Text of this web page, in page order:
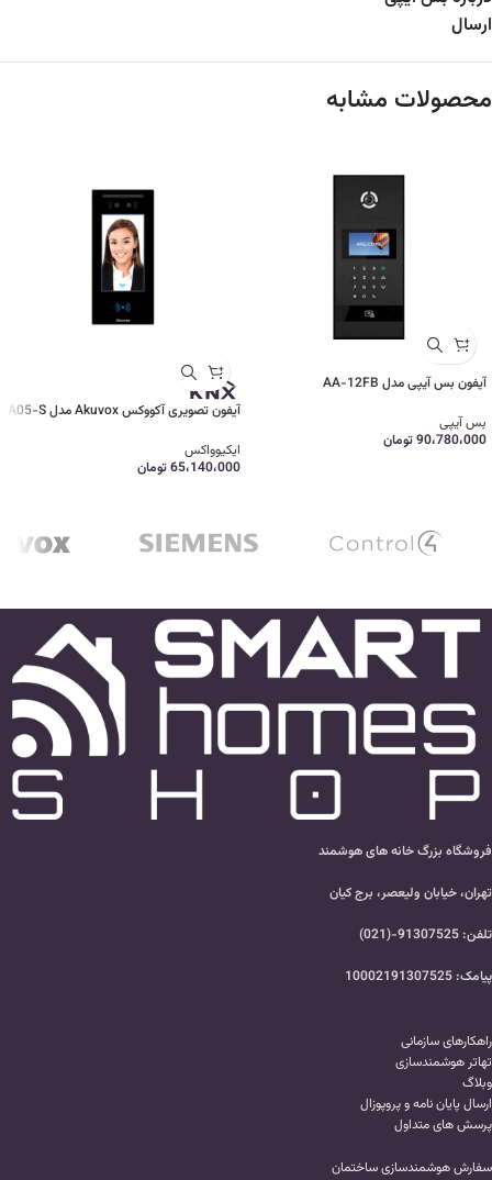
ارسال
محصولات مشابه
آیفون بس آیپی مدل AA-12FB
بس آیپی
90،780،000تومان
آیفون تصویری آکووکس Akuvox مدل A05-S
ایکیوواکس
65،140،000تومان
فروشگاه بزرگ خانه های هوشمند
تهران، خیابان ولیعصر، برج کیان
تلفن: 91307525-(021)
پیامک: 10002191307525
راهکارهای سازمانی
تهاتر هوشمندسازی
وبلاگ
ارسال پایان نامه و پروپوزال
پرسش های متداول
سفارش هوشمندسازی ساختمان